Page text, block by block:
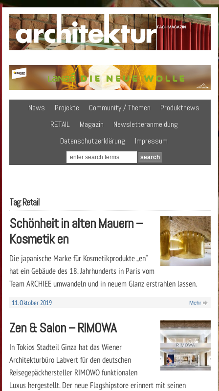
News Projekte Community / Themen
Produktnews
RETAIL
Magazin
Newsletteranmeldung
Datenschutzerklärung
Impressum
Tag: Retail
Schönheit in alten Mauern –
Kosmetik en
Die japanische Marke für Kosmetikprodukte „en“
hat ein Gebäude des 18. Jahrhunderts in Paris vom
Team ARCHIEE umwandeln und in neuem Glanz erstrahlen lassen.
11. Oktober 2019 Mehr
Zen & Salon – RIMOWA
In Tokios Stadteil Ginza hat das Wiener
Architekturbüro Labvert für den deutschen
Reisegepäckhersteller RIMOWO funktionalen
Luxus hergestellt. Der neue Flagshipstore erinnert mit seinen